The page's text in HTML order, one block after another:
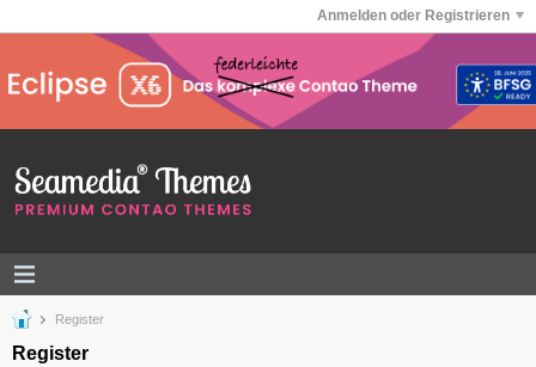
Anmelden oder Registrieren
Register
Register